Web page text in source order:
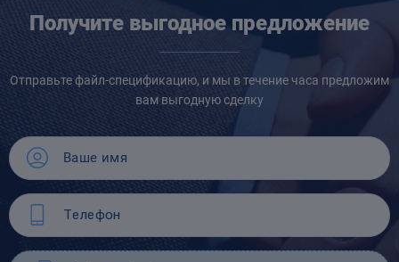
Получите выгодное предложение
Отправьте файл-спецификацию, и мы в течение часа предложим
вам выгодную сделку